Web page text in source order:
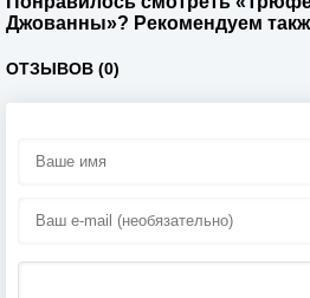
Джованны»? Рекомендуем
ОТЗЫВОВ (0)